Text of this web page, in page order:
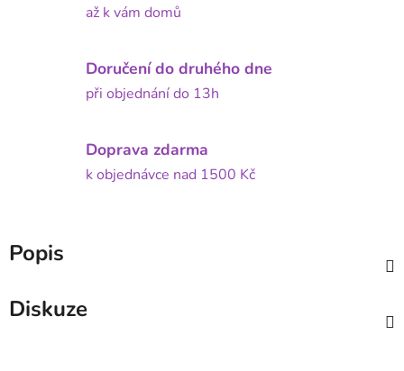
až k vám domů
Doručení do druhého dne
při objednání do 13h
Doprava zdarma
k objednávce nad 1500 Kč
Popis
Diskuze